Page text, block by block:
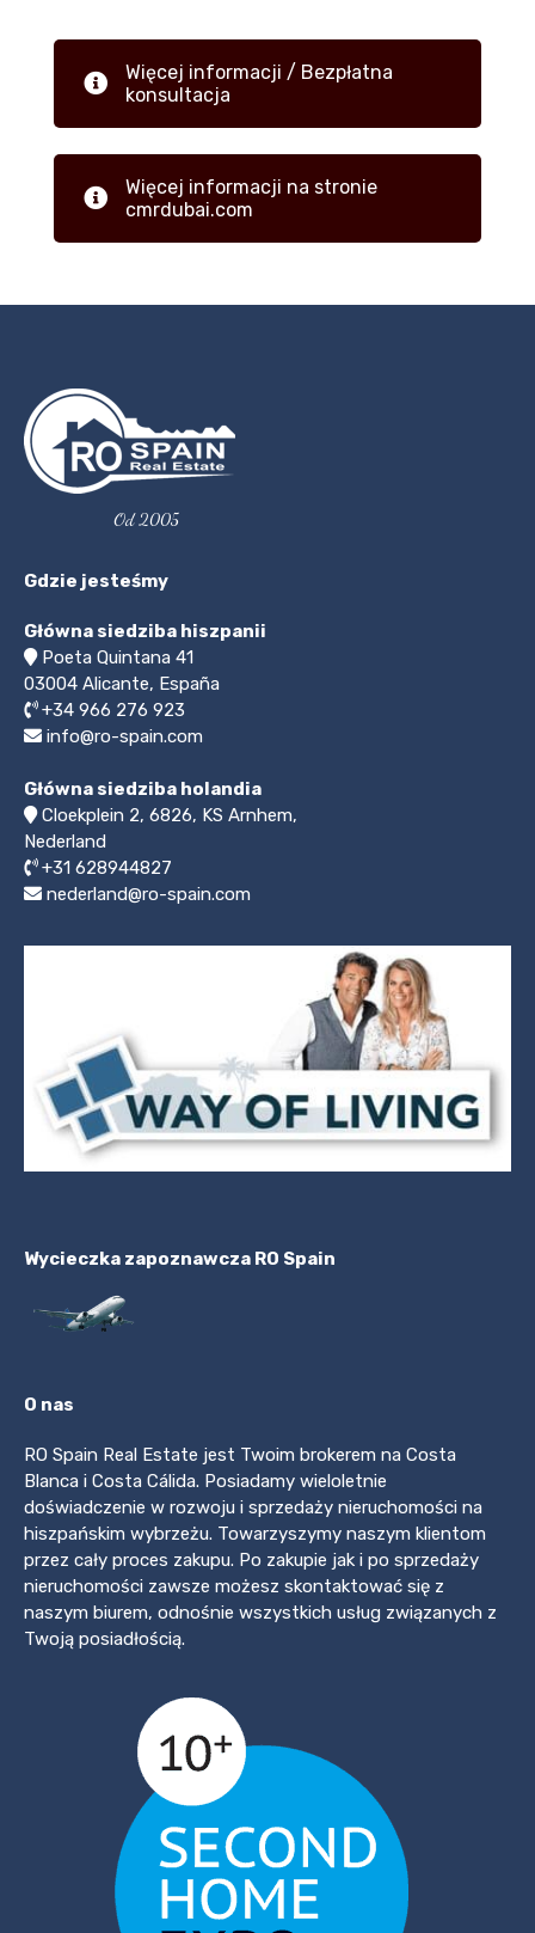
Więcej informacji / Bezpłatna
konsultacja
Więcej informacji na stronie
cmrdubai.com
Od 2005
Gdzie jesteśmy
Główna siedziba hiszpanii
Poeta Quintana 41
03004 Alicante, España
+34 966 276 923
info@ro-spain.com
Główna siedziba holandia
Cloekplein 2, 6826, KS Arnhem,
Nederland
+31 628944827
nederland@ro-spain.com
Wycieczka zapoznawcza RO Spain
O nas
RO Spain Real Estate jest Twoim brokerem na Costa
Blanca i Costa Cálida. Posiadamy wieloletnie
doświadczenie w rozwoju i sprzedaży nieruchomości na
hiszpańskim wybrzeżu. Towarzyszymy naszym klientom
przez cały proces zakupu. Po zakupie jak i po sprzedaży
nieruchomości zawsze możesz skontaktować się z
naszym biurem, odnośnie wszystkich usług związanych z
Twoją posiadłością.